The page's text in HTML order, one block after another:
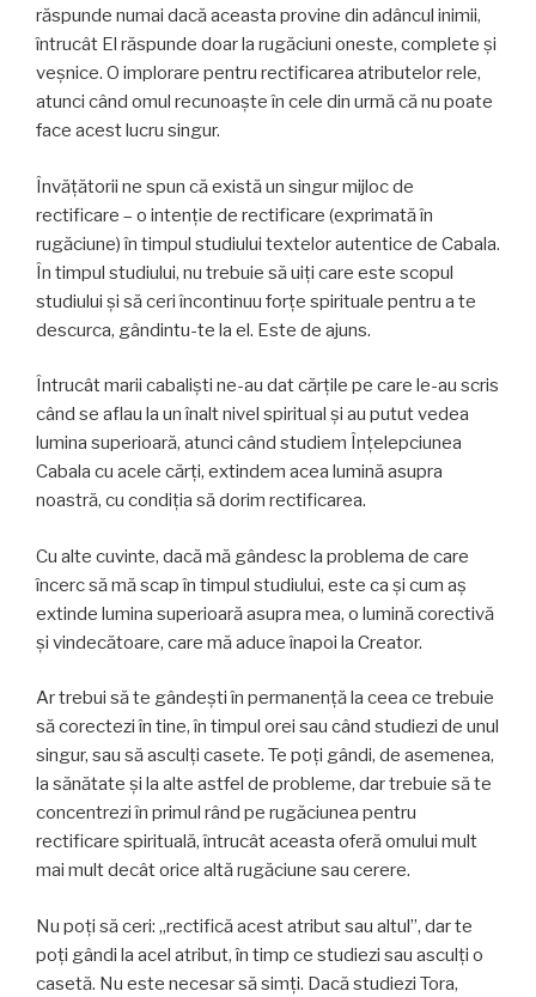
răspunde numai dacă aceasta provine din adâncul inimii,
întrucât El răspunde doar la rugăciuni oneste, complete și
veșnice. O implorare pentru rectificarea atributelor rele,
atunci când omul recunoaște în cele din urmă că nu poate
face acest lucru singur.
Învăţătorii ne spun că există un singur mijloc de
rectificare – o intenţie de rectificare (exprimată în
rugăciune) în timpul studiului textelor autentice de Cabala.
În timpul studiului, nu trebuie să uiţi care este scopul
studiului și să ceri încontinuu forțe spirituale pentru a te
descurca, gândintu-te la el. Este de ajuns.
Întrucât marii cabaliști ne-au dat cărțile pe care le-au scris
când se aflau la un înalt nivel spiritual și au putut vedea
lumina superioară, atunci când studiem Înțelepciunea
Cabala cu acele cărți, extindem acea lumină asupra
noastră, cu condiția să dorim rectificarea.
Cu alte cuvinte, dacă mă gândesc la problema de care
încerc să mă scap în timpul studiului, este ca și cum aș
extinde lumina superioară asupra mea, o lumină corectivă
și vindecătoare, care mă aduce înapoi la Creator.
Ar trebui să te gândești în permanență la ceea ce trebuie
să corectezi în tine, în timpul orei sau când studiezi de unul
singur, sau să asculți casete. Te poţi gândi, de asemenea,
la sănătate și la alte astfel de probleme, dar trebuie să te
concentrezi în primul rând pe rugăciunea pentru
rectificare spirituală, întrucât aceasta oferă omului mult
mai mult decât orice altă rugăciune sau cerere.
Nu poți să ceri: „rectifică acest atribut sau altul”, dar te
poţi gândi la acel atribut, în timp ce studiezi sau asculți o
casetă. Nu este necesar să simți. Dacă studiezi Tora,